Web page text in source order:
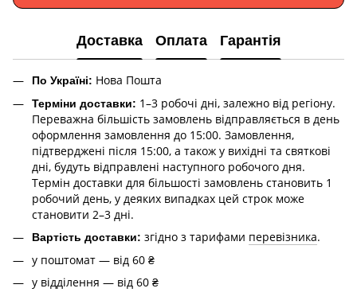
Доставка Оплата Гарантія
По Україні: Нова Пошта
Терміни доставки: 1–3 робочі дні, залежно від регіону.
Переважна більшість замовлень відправляється в день
оформлення замовлення до 15:00. Замовлення,
підтверджені після 15:00, а також у вихідні та святкові
дні, будуть відправлені наступного робочого дня.
Термін доставки для більшості замовлень становить 1
робочий день, у деяких випадках цей строк може
становити 2–3 дні.
Вартість доставки: згідно з тарифами перевізника.
у поштомат — від 60 ₴
у відділення — від 60 ₴